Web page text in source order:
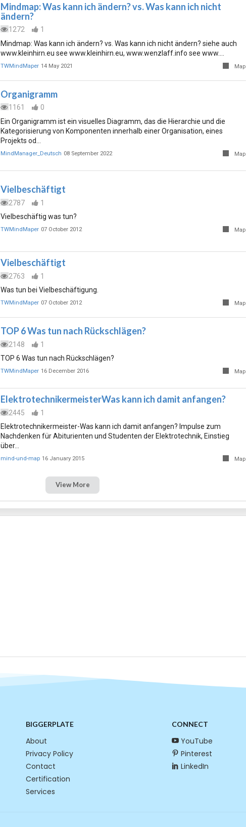
Mindmap: Was kann ich ändern? vs. Was kann ich nicht
ändern?
1272
1
Mindmap: Was kann ich ändern? vs. Was kann ich nicht ändern? siehe auch
www.kleinhirn.eu see www.kleinhirn.eu, www.wenzlaff.info see www.…
TWMindMaper 14 May 2021 Map
Organigramm
1161
0
Ein Organigramm ist ein visuelles Diagramm, das die Hierarchie und die
Kategorisierung von Komponenten innerhalb einer Organisation, eines
Projekts od…
MindManager_Deutsch 08 September 2022 Map
Vielbeschäftigt
2787
1
Vielbeschäftig was tun?
TWMindMaper 07 October 2012 Map
Vielbeschäftigt
2763
1
Was tun bei Vielbeschäftigung.
TWMindMaper 07 October 2012 Map
TOP 6 Was tun nach Rückschlägen?
2148
1
TOP 6 Was tun nach Rückschlägen?
TWMindMaper 16 December 2016 Map
ElektrotechnikermeisterWas kann ich damit anfangen?
2445
1
Elektrotechnikermeister-Was kann ich damit anfangen? Impulse zum
Nachdenken für Abiturienten und Studenten der Elektrotechnik, Einstieg
über…
mind-und-map 16 January 2015 Map
View More
BIGGERPLATE
About
Privacy Policy
Contact
Certification
Services
CONNECT
YouTube
Pinterest
LinkedIn